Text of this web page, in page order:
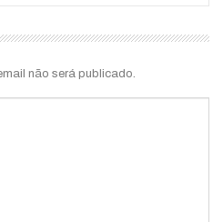
não será publicado.